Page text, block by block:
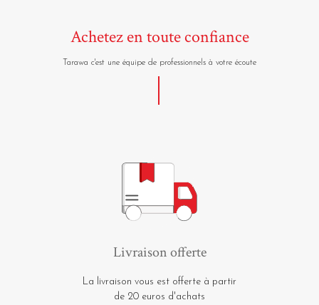
Achetez en toute confiance
Tarawa c'est une équipe de professionnels à votre écoute
Livraison offerte
La livraison vous est offerte à partir
de 20 euros d'achats